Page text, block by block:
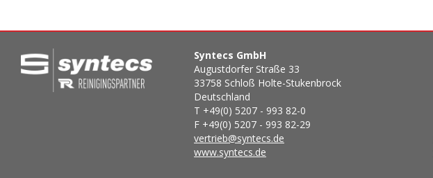
Syntecs GmbH
Augustdorfer Straße 33
33758 Schloß Holte-Stukenbrock
Deutschland
T +49(0) 5207 - 993 82-0
F +49(0) 5207 - 993 82-29
vertrieb@syntecs.de
www.syntecs.de